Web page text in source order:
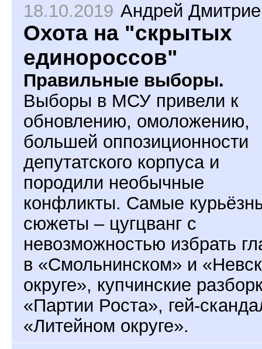
18.10.2019 Андрей
Охота на "скрытых
единороссов"
Правильные выборы.
Выборы в МСУ привели к
обновлению, омоложению,
большей оппозиционности
депутатского корпуса и
породили необычные
конфликты. Самые
сюжеты – цугцванг с
невозможностью избрать
в «Смольнинском» и
округе», купчинские
«Партии Роста», гей-
«Литейном округе».